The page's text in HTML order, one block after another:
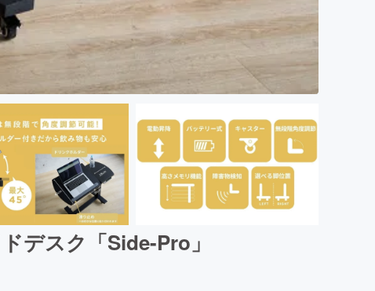
デスク「Side-Pro」